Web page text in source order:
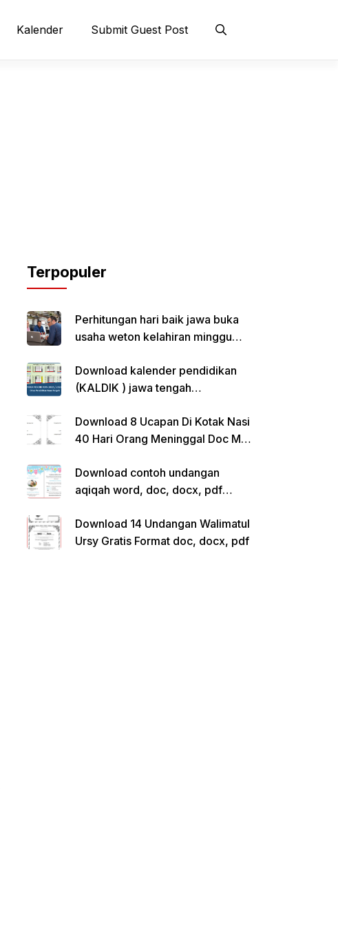
Kalender Submit Guest Post
Terpopuler
Perhitungan hari baik jawa buka
usaha weton kelahiran minggu
Download kalender pendidikan
(KALDIK ) jawa tengah
Download 8 Ucapan Di Kotak Nasi
40 Hari Orang Meninggal Doc Ms.
Download contoh undangan
aqiqah word, doc, docx, pdf
Download 14 Undangan Walimatul
Ursy Gratis Format doc, docx, pdf